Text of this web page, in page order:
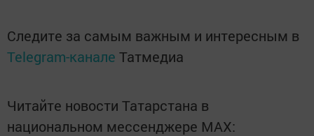
Следите за самым важным и интересным в
Telegram-канале Татмедиа
Читайте новости Татарстана в
национальном мессенджере MАХ: